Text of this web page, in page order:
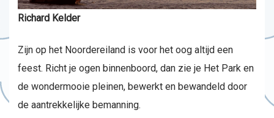
Richard Kelder
Zijn op het Noordereiland is voor het oog altijd een
feest. Richt je ogen binnenboord, dan zie je Het Park en
de wondermooie pleinen, bewerkt en bewandeld door
de aantrekkelijke bemanning.